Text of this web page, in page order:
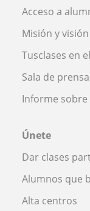
Acceso a
Misión y visión
Tusclases en
Sala de prensa
Informe
Únete
Dar clases
Alumnos que
Alta centros